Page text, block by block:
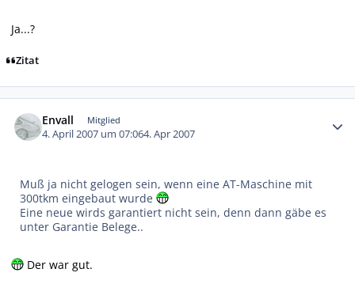
Ja...?
Zitat
Envall Mitglied
4. April 2007 um 07:064. Apr 2007
Muß ja nicht gelogen sein, wenn eine AT-Maschine mit
300tkm eingebaut wurde
Eine neue wirds garantiert nicht sein, denn dann gäbe es
unter Garantie Belege..
Der war gut.